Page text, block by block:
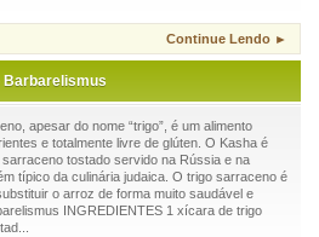
Continue Lendo ►
Barbarelismus
apesar do nome “trigo”, é um alimento
e totalmente livre de glúten. O Kasha é
tostado servido na Rússia e na
típico da culinária judaica. O trigo sarraceno é
o arroz de forma muito saudável e
INGREDIENTES 1 xícara de trigo